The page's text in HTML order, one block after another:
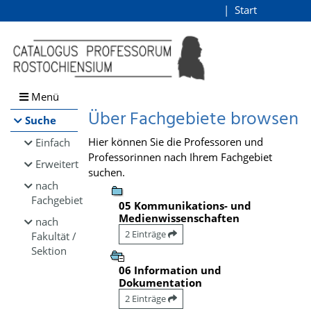
Browsen
direkt zum Inhalt
Start
Menü
Suche
Einfach
Erweitert
nach
Fachgebiet
nach
Fakultät /
Sektion
Über Fachgebiete browsen
Hier können Sie die Professoren und
Professorinnen nach Ihrem Fachgebiet
suchen.
05 Kommunikations- und
Medienwissenschaften
2 Einträge
06 Information und
Dokumentation
2 Einträge